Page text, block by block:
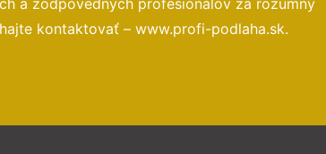
kontaktovať – www.profi-podlaha.sk.